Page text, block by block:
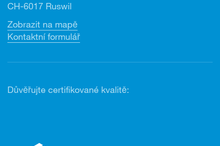
CH-6017 Ruswil
Zobrazit na mapě
Kontaktní formulář
Důvěřujte certifikované kvalitě: